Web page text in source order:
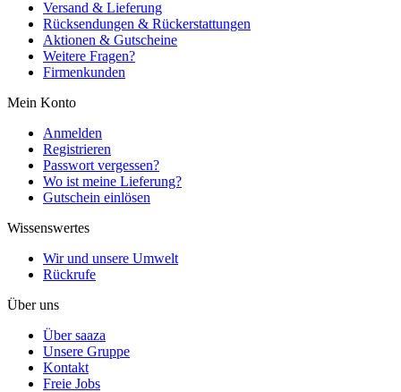
Versand & Lieferung
Rücksendungen & Rückerstattungen
Aktionen & Gutscheine
Weitere Fragen?
Firmenkunden
Mein Konto
Anmelden
Registrieren
Passwort vergessen?
Wo ist meine Lieferung?
Gutschein einlösen
Wissenswertes
Wir und unsere Umwelt
Rückrufe
Über uns
Über saaza
Unsere Gruppe
Kontakt
Freie Jobs